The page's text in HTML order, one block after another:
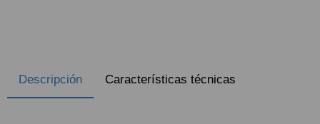
Descripción Características técnicas